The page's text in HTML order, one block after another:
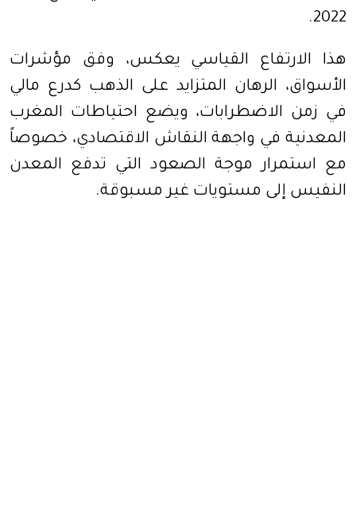
2022.
هذا الارتفاع القياسي يعكس، وفق مؤشرات
الأسواق، الرهان المتزايد على الذهب كدرع مالي
في زمن الاضطرابات، ويضع احتياطات المغرب
المعدنية في واجهة النقاش الاقتصادي، خصوصاً
مع استمرار موجة الصعود التي تدفع المعدن
النفيس إلى مستويات غير مسبوقة.